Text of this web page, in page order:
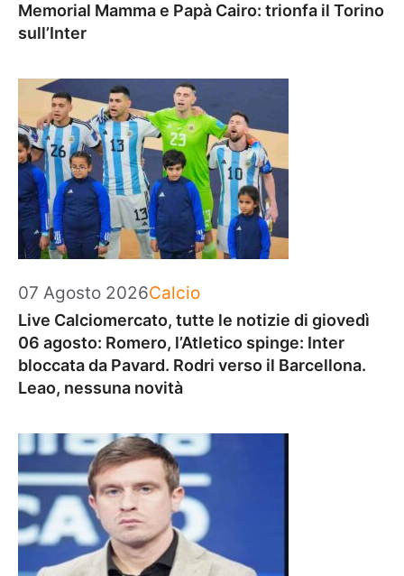
Memorial Mamma e Papà Cairo: trionfa il Torino
sull’Inter
07 Agosto 2026Categorie
Calcio
Live Calciomercato, tutte le notizie di giovedì
06 agosto: Romero, l’Atletico spinge: Inter
bloccata da Pavard. Rodri verso il Barcellona.
Leao, nessuna novità